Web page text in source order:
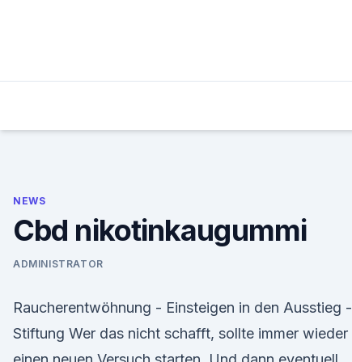
NEWS
Cbd nikotinkaugummi
ADMINISTRATOR
Raucherentwöhnung - Einsteigen in den Ausstieg -
Stiftung Wer das nicht schafft, sollte immer wieder